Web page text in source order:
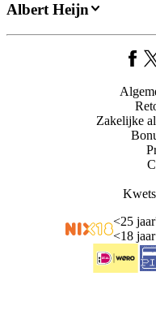
Albert Heijn
Zakelijke
<25
<18